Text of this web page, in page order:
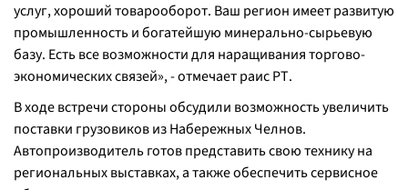
услуг, хороший товарооборот. Ваш регион имеет развитую
промышленность и богатейшую минерально-сырьевую
базу. Есть все возможности для наращивания торгово-
экономических связей», - отмечает раис РТ.
В ходе встречи стороны обсудили возможность увеличить
поставки грузовиков из Набережных Челнов.
Автопроизводитель готов представить свою технику на
региональных выставках, а также обеспечить сервисное